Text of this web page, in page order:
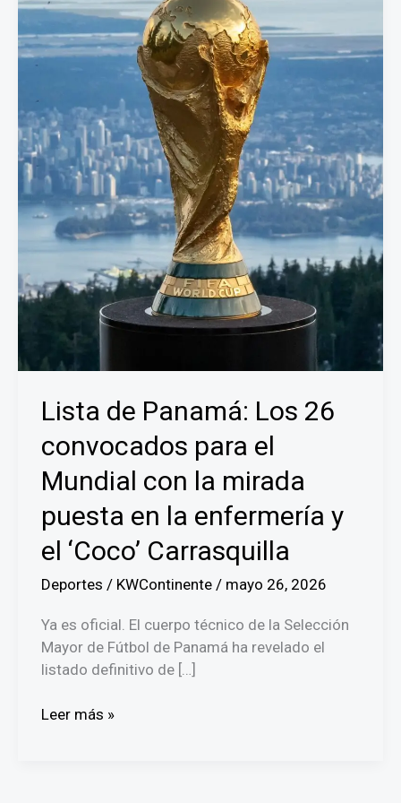
Lista de Panamá: Los 26
convocados para el
Mundial con la mirada
puesta en la enfermería y
el ‘Coco’ Carrasquilla
Deportes / KWContinente / mayo 26, 2026
Ya es oficial. El cuerpo técnico de la Selección
Mayor de Fútbol de Panamá ha revelado el
listado definitivo de […]
Lista
Leer más »